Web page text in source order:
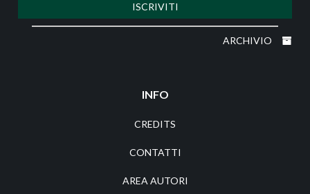
ISCRIVITI
ARCHIVIO
INFO
CREDITS
CONTATTI
AREA AUTORI